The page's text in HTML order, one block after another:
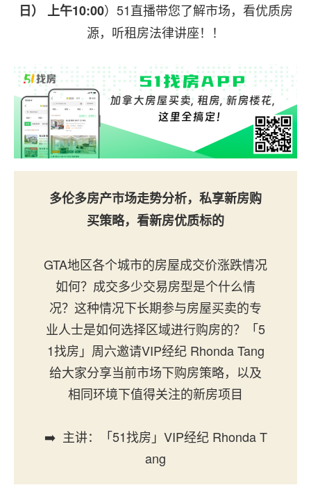
日） 上午10:00）51直播带您了解市场，看优质房
源，听租房法律讲座！！
多伦多房产市场走势分析，私享新房购
买策略，看新房优质标的
GTA地区各个城市的房屋成交价涨跌情况
如何？成交多少交易房型是个什么情
况？这种情况下长期参与房屋买卖的专
业人士是如何选择区域进行购房的？「5
1找房」周六邀请VIP经纪 Rhonda Tang
给大家分享当前市场下购房策略，以及
相同环境下值得关注的新房项目
➡️ 主讲：「51找房」VIP经纪 Rhonda T
ang